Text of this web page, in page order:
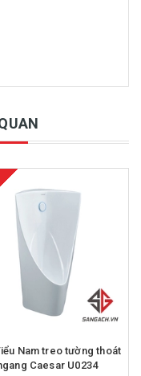
Nam treo tường thoát
Caesar U0234